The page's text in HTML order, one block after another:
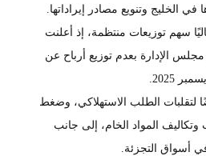
الخليج وتنويع مصادر إيراداتها.
سهم توزيعات منتظمة، إذ أعلنت
مارس 2026 قرار مجلس الإدارة بعدم توزيع أرباح عن
الطلب الاستهلاكي، وضغط
المواد الخام، إلى جانب
في أسواق التجزئة.